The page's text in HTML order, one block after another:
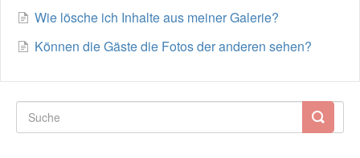
Wie lösche ich Inhalte aus meiner Galerie?
Können die Gäste die Fotos der anderen sehen?